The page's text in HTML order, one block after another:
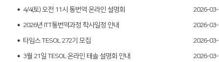
4/4(토) 오전 11시 통번역 온라인 설명회
2026-
2026년 ITT통번역과정 학사일정 안내
2026-
타임스 TESOL 272기 모집
2026-
3월 21일 TESOL 온라인 테솔 설명회 안내
2026-